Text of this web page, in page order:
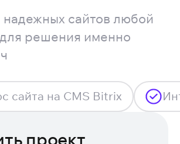
надежных сайтов любой
решения именно
сайта на CMS Bitrix
проект